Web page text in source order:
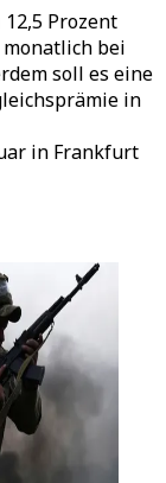
Prozent
bei
soll es eine
in
in Frankfurt